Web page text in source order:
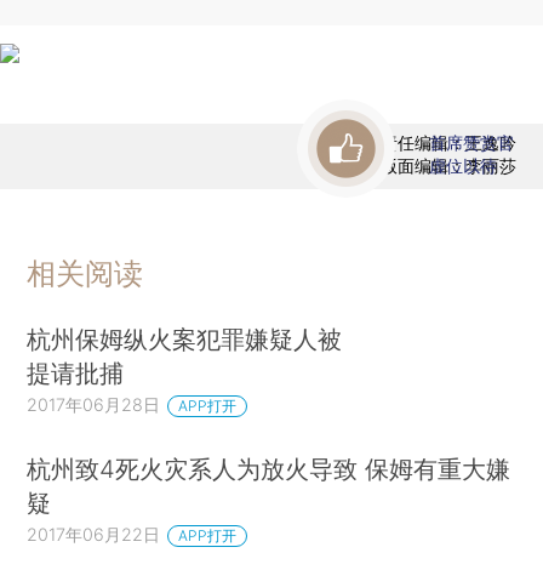
责任编辑：王逸吟
版面编辑：李丽莎
首席赞赏官
虚位以待
相关阅读
杭州保姆纵火案犯罪嫌疑人被
提请批捕
2017年06月28日 APP打开
杭州致4死火灾系人为放火导致 保姆有重大嫌
疑
2017年06月22日 APP打开